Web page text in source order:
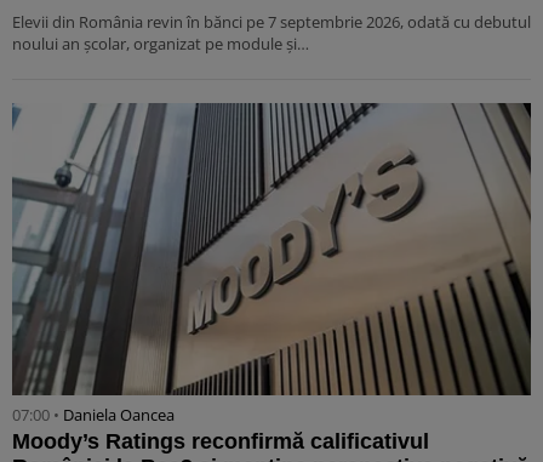
Elevii din România revin în bănci pe 7 septembrie 2026, odată cu debutul
noului an școlar, organizat pe module și…
07:00 • Daniela Oancea
Moody’s Ratings reconfirmă calificativul